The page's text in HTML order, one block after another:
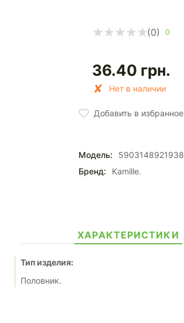
(0) 0
36.40 грн.
Нет в наличии
Добавить в избранное
Модель:
5903148921938
Бренд:
Kamille.
ХАРАКТЕРИСТИКИ
Тип изделия:
Половник.